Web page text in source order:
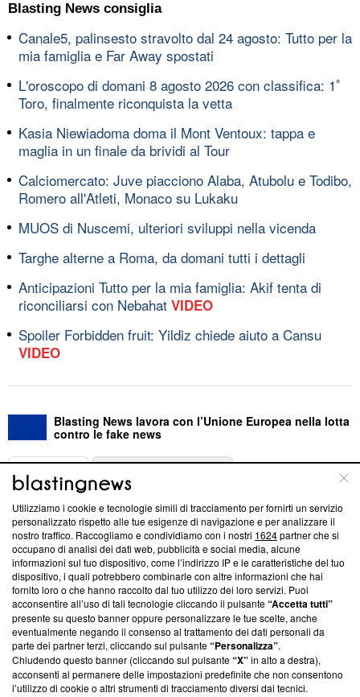
Blasting News consiglia
Canale5, palinsesto stravolto dal 24 agosto: Tutto per la
mia famiglia e Far Away spostati
L'oroscopo di domani 8 agosto 2026 con classifica: 1ﾟ
Toro, finalmente riconquista la vetta
Kasia Niewiadoma doma il Mont Ventoux: tappa e
maglia in un finale da brividi al Tour
Calciomercato: Juve piacciono Alaba, Atubolu e Todibo,
Romero all'Atleti, Monaco su Lukaku
MUOS di Nuscemi, ulteriori sviluppi nella vicenda
Targhe alterne a Roma, da domani tutti i dettagli
Anticipazioni Tutto per la mia famiglia: Akif tenta di
riconciliarsi con Nebahat VIDEO
Spoiler Forbidden fruit: Yildiz chiede aiuto a Cansu
VIDEO
Blasting News lavora con l’Unione Europea nella lotta
contro le fake news
ABOUT
Questa sezione offre informazioni trasparenti su Blasting
News, sui nostri processi editoriali e su come ci impegniamo a
creare news di qualità. Inoltre, afferma la nostra aderenza a
‘Trust Project - News with Integrity’Blasting News non è
ancora membro del programma, ma ha richiesto di farne
parte; Trust Project non ha ancora effettuato una verifica di
conformità agli standard.
Su di noi
Team editoriale
Utilizziamo i cookie e tecnologie simili di tracciamento per fornirti un servizio
personalizzato rispetto alle tue esigenze di navigazione e per analizzare il
nostro traffico. Raccogliamo e condividiamo con i nostri 1624partner che si
occupano di analisi dei dati web, pubblicità e social media, alcune
informazioni sul tuo dispositivo, come l’indirizzo IP e le caratteristiche del tuo
dispositivo, i quali potrebbero combinarle con altre informazioni che hai
fornito loro o che hanno raccolto dal tuo utilizzo dei loro servizi. Puoi
acconsentire all’uso di tali tecnologie cliccando il pulsante“Accetta tutti”
presente su questo banner oppure personalizzare le tue scelte, anche
eventualmente negando il consenso al trattamento dei dati personali da
parte dei partner terzi, cliccando sul pulsante“Personalizza”.
Chiudendo questo banner (cliccando sul pulsante“X”in alto a destra),
acconsenti al permanere delle impostazioni predefinite che non consentono
l’utilizzo di cookie o altri strumenti di tracciamento diversi dai tecnici.